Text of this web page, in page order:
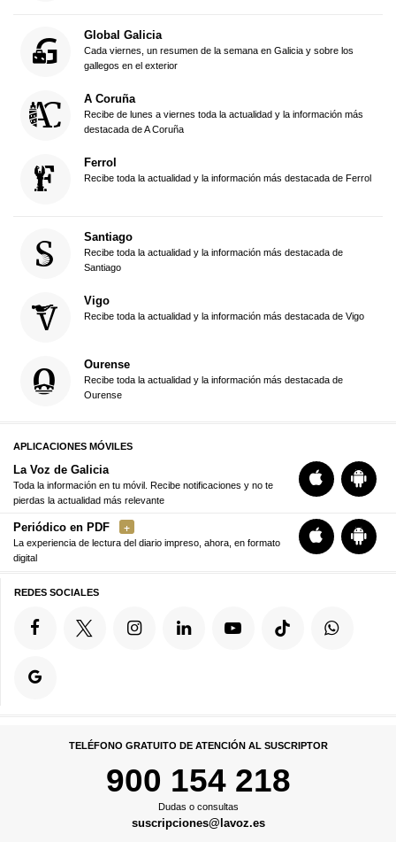
Global Galicia
Cada viernes, un resumen de la semana en Galicia y sobre los
gallegos en el exterior
A Coruña
Recibe de lunes a viernes toda la actualidad y la información más
destacada de A Coruña
Ferrol
Recibe toda la actualidad y la información más destacada de Ferrol
Santiago
Recibe toda la actualidad y la información más destacada de
Santiago
Vigo
Recibe toda la actualidad y la información más destacada de Vigo
Ourense
Recibe toda la actualidad y la información más destacada de
Ourense
APLICACIONES MÓVILES
La Voz de Galicia
Toda la información en tu móvil. Recibe notificaciones y no te
pierdas la actualidad más relevante
Periódico en PDF
La experiencia de lectura del diario impreso, ahora, en formato
digital
REDES SOCIALES
TELÉFONO GRATUITO DE ATENCIÓN AL SUSCRIPTOR
900 154 218
Dudas o consultas
suscripciones@lavoz.es